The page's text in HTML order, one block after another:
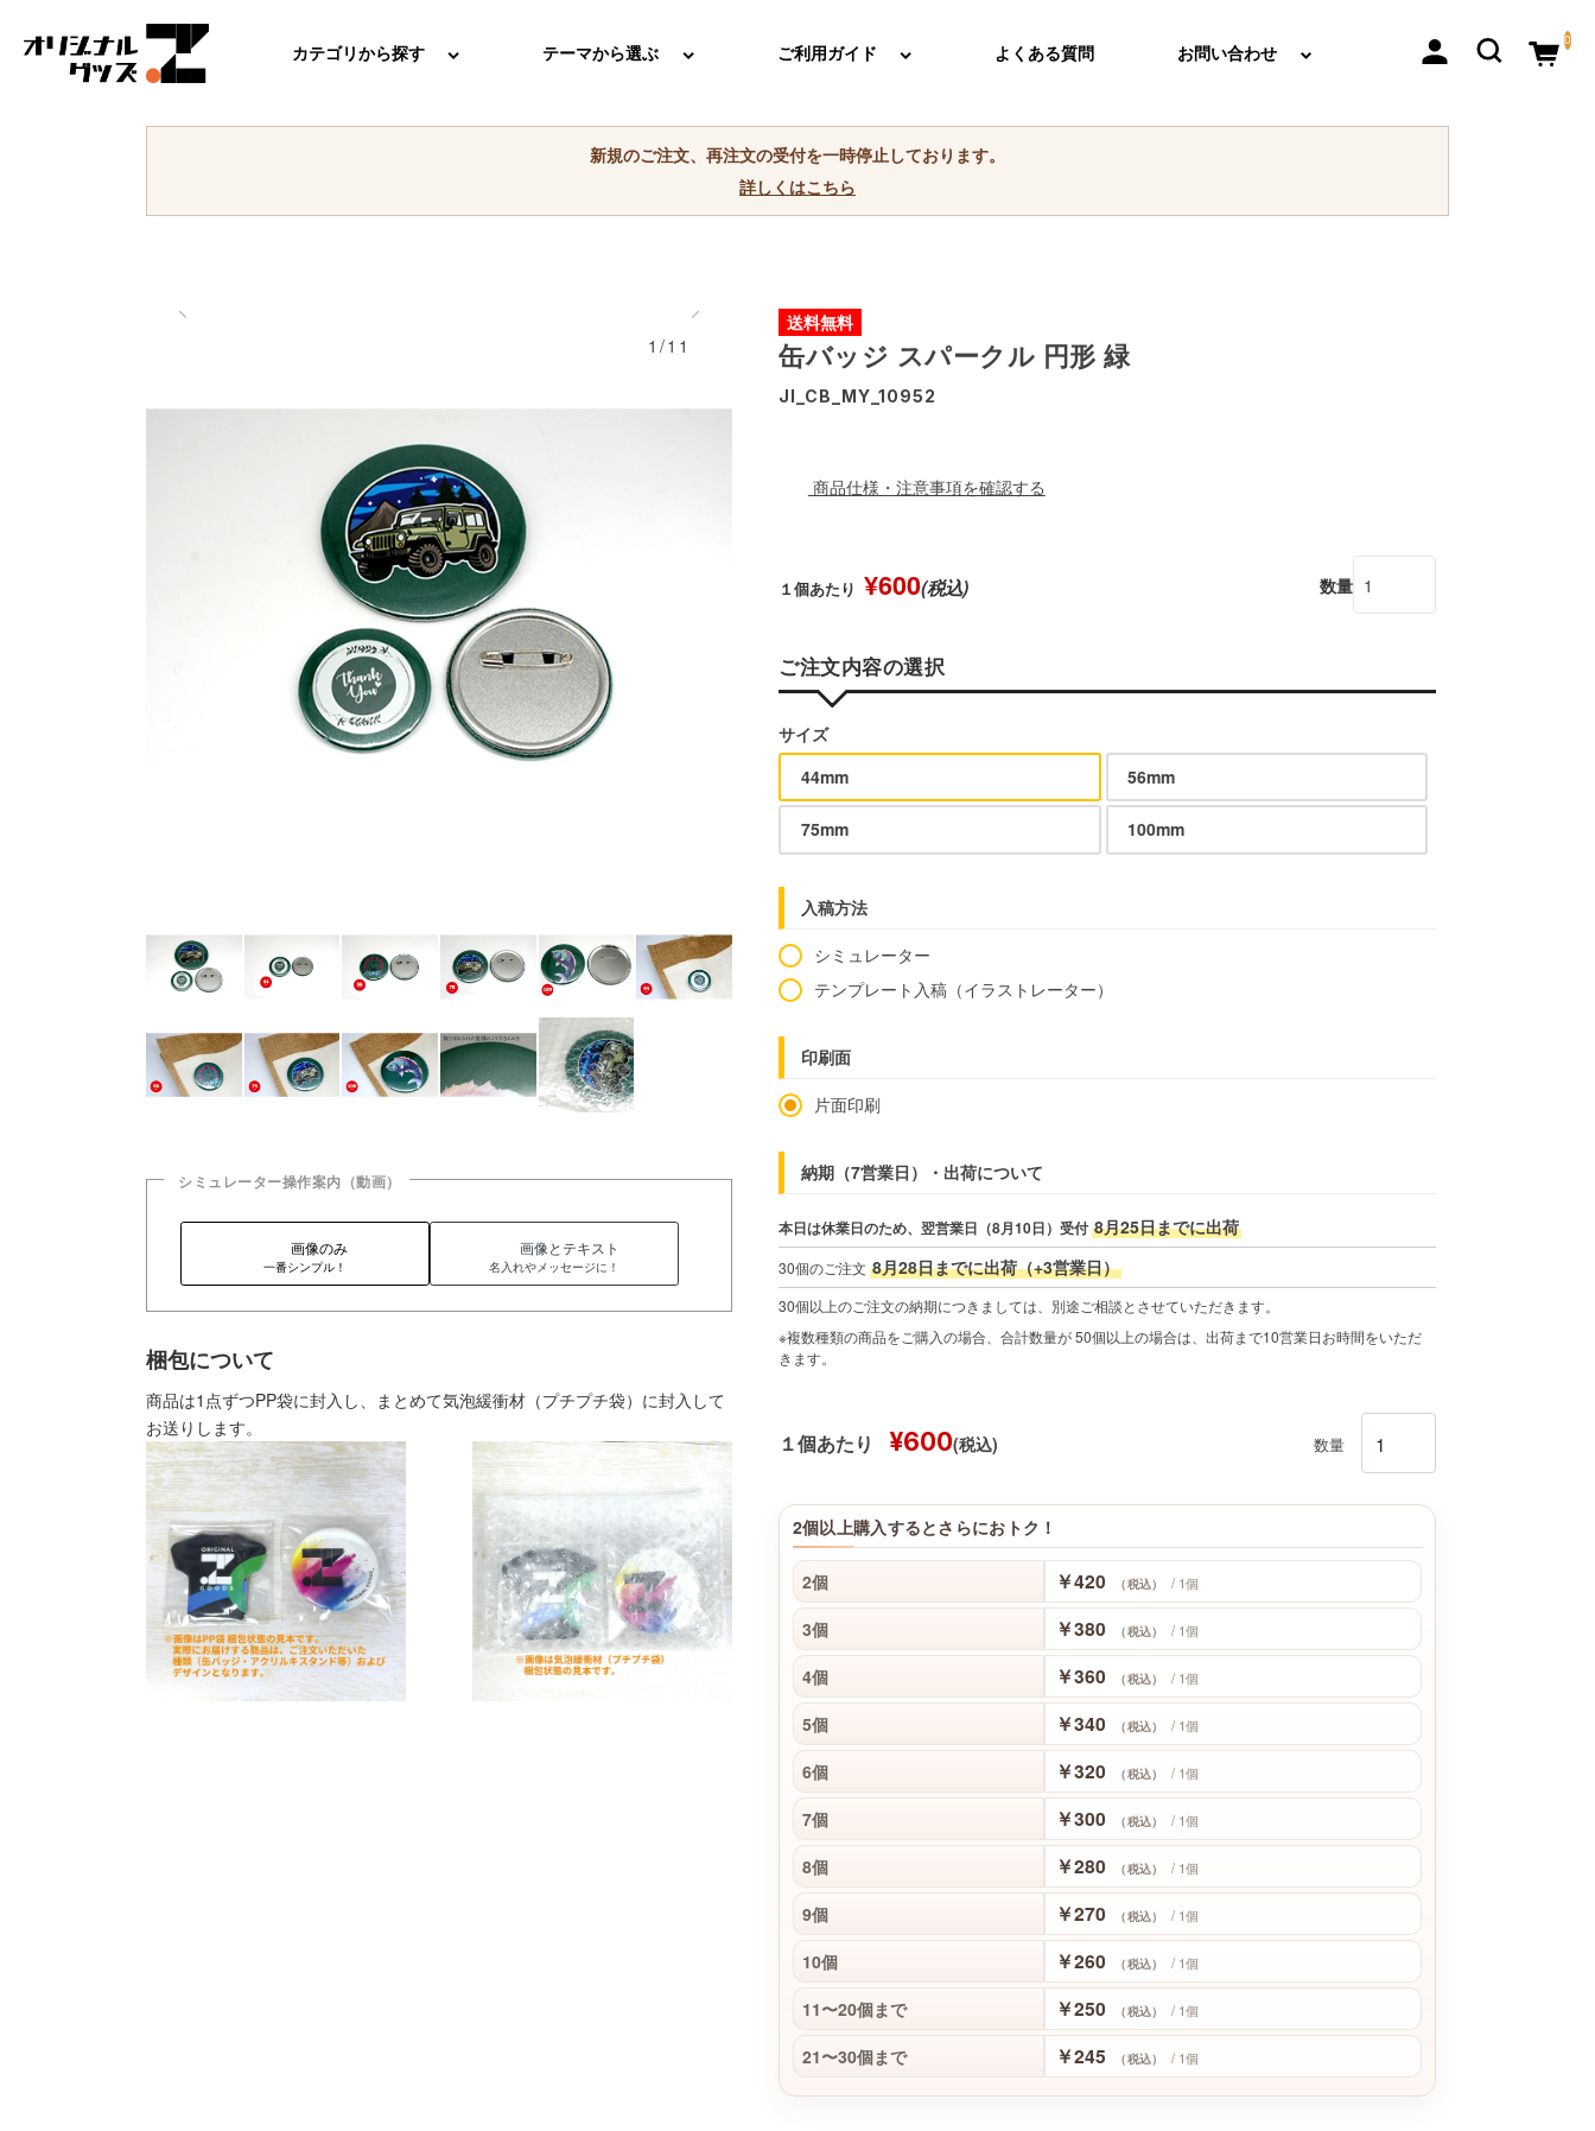
カテゴリから探す テーマから選ぶ ご利用ガイド よくある質問 お問い合わせ
0
新規のご注文、再注文の受付を一時停止しております。
詳しくはこちら
1/11
シミュレーター操作案内（動画）
画像のみ
一番シンプル！
画像とテキスト
名入れやメッセージに！
梱包について
商品は1点ずつPP袋に封入し、まとめて気泡緩衝材（プチプチ袋）に封入して
お送りします。
送料無料
缶バッジ スパークル 円形 緑
JI_CB_MY_10952
商品仕様・注意事項を確認する
１個あたり ¥600(税込) 数量
ご注文内容の選択
サイズ
44mm
56mm
75mm 100mm
入稿方法
シミュレーター
テンプレート入稿（イラストレーター）
印刷面
片面印刷
納期（7営業日）・出荷について
本日は休業日のため、翌営業日（8月10日）受付 8月25日までに出荷
30個のご注文 8月28日までに出荷（+3営業日）
30個以上のご注文の納期につきましては、別途ご相談とさせていただきます。
※複数種類の商品をご購入の場合、合計数量が 50個以上の場合は、出荷まで10営業日お時間をいただ
きます。
１個あたり ¥600(税込) 数量
2個以上購入するとさらにおトク！
2個 ￥420 （税込） / 1個
3個 ￥380 （税込） / 1個
4個 ￥360 （税込） / 1個
5個 ￥340 （税込） / 1個
6個 ￥320 （税込） / 1個
7個 ￥300 （税込） / 1個
8個 ￥280 （税込） / 1個
9個 ￥270 （税込） / 1個
10個 ￥260 （税込） / 1個
11〜20個まで ￥250 （税込） / 1個
21〜30個まで ￥245 （税込） / 1個